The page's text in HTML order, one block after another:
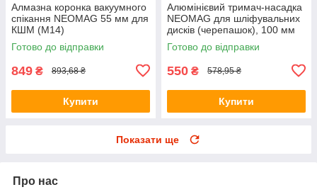
Алмазна коронка вакуумного
спікання NEOMAG 55 мм для
КШМ (М14)
Готово до відправки
849 ₴ 893,68 ₴
Купити
Алюмінієвий тримач-насадка
NEOMAG для шліфувальних
дисків (черепашок), 100 мм
Готово до відправки
550 ₴ 578,95 ₴
Купити
Показати ще
Про нас